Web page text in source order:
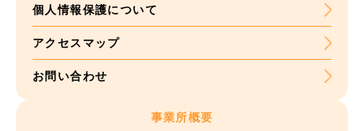
個人情報保護について
アクセスマップ
お問い合わせ
事業所概要